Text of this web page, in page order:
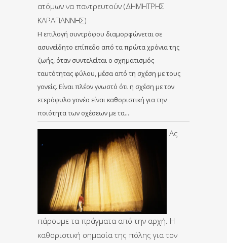
ατόμων να παντρευτούν (ΔΗΜΗΤΡΗΣ
ΚΑΡΑΓΙΑΝΝΗΣ)
Η επιλογή συντρόφου διαμορφώνεται σε
ασυνείδητο επίπεδο από τα πρώτα χρόνια της
ζωής, όταν συντελείται ο σχηματισμός
ταυτότητας φύλου, μέσα από τη σχέση με τους
γονείς. Είναι πλέον γνωστό ότι η σχέση με τον
ετερόφυλο γονέα είναι καθοριστική για την
ποιότητα των σχέσεων με τα…
Ας
πάρουμε τα πράγματα από την αρχή. Η
καθοριστική σημασία της πόλης για τον